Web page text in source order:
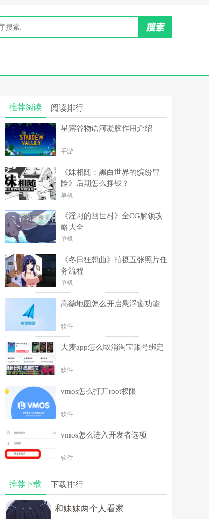
推荐阅读 阅读排行
星露谷物语河凝胶作用介绍
手游
《妹相随：黑白世界的缤纷冒
险》后期怎么挣钱？
单机
《淫习的幽世村》全CG解锁攻
略大全
单机
《冬日狂想曲》拍摄五张照片任
务流程
单机
高德地图怎么开启悬浮窗功能
软件
大麦app怎么取消淘宝账号绑定
软件
vmos怎么打开root权限
软件
vmos怎么进入开发者选项
软件
推荐下载 下载排行
和妹妹两个人看家